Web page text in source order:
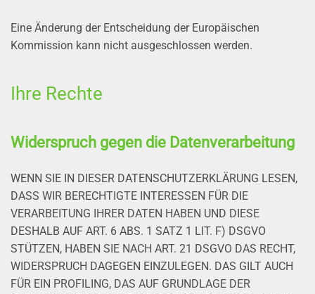
Eine Änderung der Entscheidung der Europäischen
Kommission kann nicht ausgeschlossen werden.
Ihre Rechte
Widerspruch gegen die Datenverarbeitung
WENN SIE IN DIESER DATENSCHUTZERKLÄRUNG LESEN,
DASS WIR BERECHTIGTE INTERESSEN FÜR DIE
VERARBEITUNG IHRER DATEN HABEN UND DIESE
DESHALB AUF ART. 6 ABS. 1 SATZ 1 LIT. F) DSGVO
STÜTZEN, HABEN SIE NACH ART. 21 DSGVO DAS RECHT,
WIDERSPRUCH DAGEGEN EINZULEGEN. DAS GILT AUCH
FÜR EIN PROFILING, DAS AUF GRUNDLAGE DER